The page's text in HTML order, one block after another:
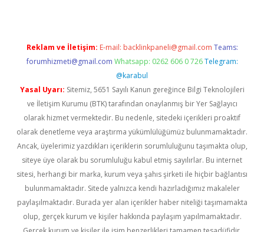
Reklam ve İletişim: E-mail: backlinkpaneli@gmail.com Teams:
forumhizmeti@gmail.com Whatsapp: 0262 606 0 726 Telegram:
@karabul
Yasal Uyarı: Sitemiz, 5651 Sayılı Kanun gereğince Bilgi Teknolojileri
ve İletişim Kurumu (BTK) tarafından onaylanmış bir Yer Sağlayıcı
olarak hizmet vermektedir. Bu nedenle, sitedeki içerikleri proaktif
olarak denetleme veya araştırma yükümlülüğümüz bulunmamaktadır.
Ancak, üyelerimiz yazdıkları içeriklerin sorumluluğunu taşımakta olup,
siteye üye olarak bu sorumluluğu kabul etmiş sayılırlar. Bu internet
sitesi, herhangi bir marka, kurum veya şahıs şirketi ile hiçbir bağlantısı
bulunmamaktadır. Sitede yalnızca kendi hazırladığımız makaleler
paylaşılmaktadır. Burada yer alan içerikler haber niteliği taşımamakta
olup, gerçek kurum ve kişiler hakkında paylaşım yapılmamaktadır.